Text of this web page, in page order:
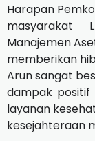
Harapan
masyarakat
Manajemen
memberikan
Arun sangat
dampak positif
layanan
kesejahteraan